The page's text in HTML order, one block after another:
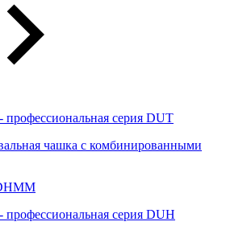
серия DUT
чашка с комбинированными
серия DUH